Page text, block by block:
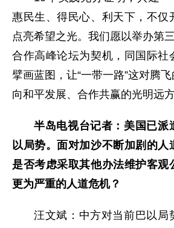
惠民生、得民心、利天下，不仅
点亮希望之光。我们愿以举办第
合作高峰论坛为契机，同国际社
擘画蓝图，让“一带一路”这对腾
向和平发展、合作共赢的光明远方
半岛电视台记者：美国已派
以局势。面对加沙不断加剧的人
是否考虑采取其他办法维护客观
更为严重的人道危机？
汪文斌：中方对当前巴以局